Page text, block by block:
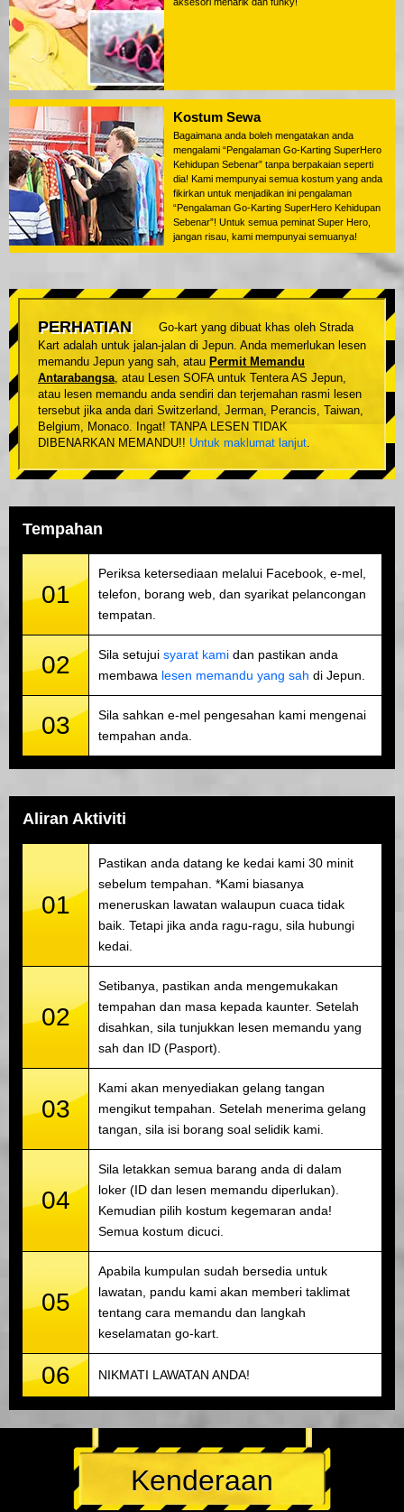
Kostum Sewa
Bagaimana anda boleh mengatakan anda
mengalami “Pengalaman Go-Karting SuperHero
Kehidupan Sebenar” tanpa berpakaian seperti
dia! Kami mempunyai semua kostum yang anda
fikirkan untuk menjadikan ini pengalaman
“Pengalaman Go-Karting SuperHero Kehidupan
Sebenar”! Untuk semua peminat Super Hero,
jangan risau, kami mempunyai semuanya!
PERHATIAN
Go-kart yang dibuat khas oleh Strada
Kart adalah untuk jalan-jalan di Jepun. Anda memerlukan lesen
memandu Jepun yang sah, atau Permit Memandu
Antarabangsa , atau Lesen SOFA untuk Tentera AS Jepun,
atau lesen memandu anda sendiri dan terjemahan rasmi lesen
tersebut jika anda dari Switzerland, Jerman, Perancis, Taiwan,
Belgium, Monaco. Ingat! TANPA LESEN TIDAK
DIBENARKAN MEMANDU!! Untuk maklumat lanjut
Tempahan
01
Periksa ketersediaan melalui Facebook, e-mel,
telefon, borang web, dan syarikat pelancongan
tempatan.
02 Sila setujui syarat kami dan pastikan anda
membawa lesen memandu yang sah di Jepun.
03
Sila sahkan e-mel pengesahan kami mengenai
tempahan anda.
Aliran Aktiviti
01
Pastikan anda datang ke kedai kami 30 minit
sebelum tempahan. *Kami biasanya
meneruskan lawatan walaupun cuaca tidak
baik. Tetapi jika anda ragu-ragu, sila hubungi
kedai.
02
Setibanya, pastikan anda mengemukakan
tempahan dan masa kepada kaunter. Setelah
disahkan, sila tunjukkan lesen memandu yang
sah dan ID (Pasport).
03
Kami akan menyediakan gelang tangan
mengikut tempahan. Setelah menerima gelang
tangan, sila isi borang soal selidik kami.
04
Sila letakkan semua barang anda di dalam
loker (ID dan lesen memandu diperlukan).
Kemudian pilih kostum kegemaran anda!
Semua kostum dicuci.
05
Apabila kumpulan sudah bersedia untuk
lawatan, pandu kami akan memberi taklimat
tentang cara memandu dan langkah
keselamatan go-kart.
06 NIKMATI LAWATAN ANDA!
Kenderaan